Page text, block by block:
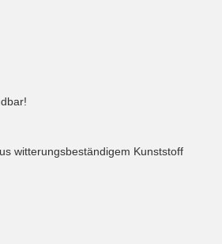
witterungsbeständigem Kunststoff